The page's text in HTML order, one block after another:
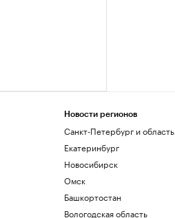
Новости регионов
Санкт-Петербург и область
Екатеринбург
Новосибирск
Омск
Башкортостан
Вологодская область